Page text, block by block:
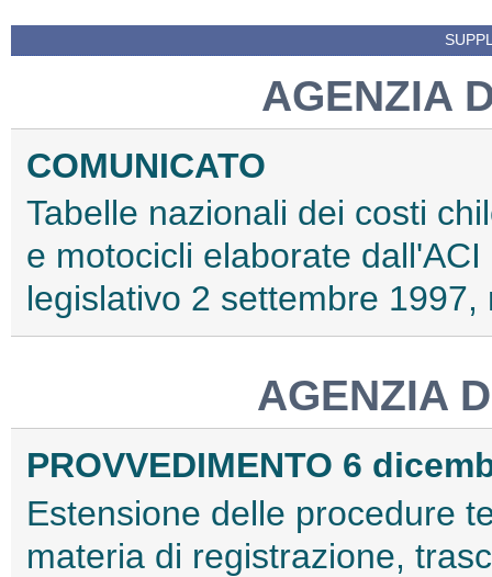
AGENZIA
COMUNICATO
Tabelle nazionali dei costi
e motocicli elaborate
legislativo 2 settembre
AGENZIA
PROVVEDIMENTO 6
Estensione delle procedure
materia di registrazione,